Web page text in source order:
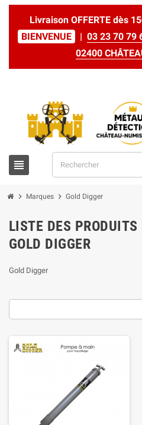
Livraison OFFERTE dès
BIENVENUE
| 03 23 70 79
02400
view_headline
chevron_right Marques chevron_right Gold Digger
LISTE DES
GOLD DIGGER
Gold Digger